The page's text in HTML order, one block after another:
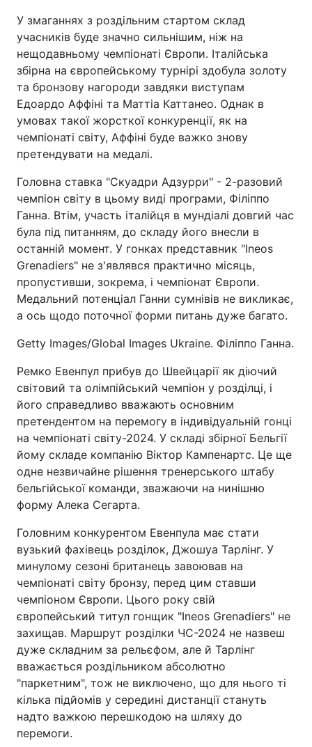
У змаганнях з роздільним стартом склад
учасників буде значно сильнішим, ніж на
нещодавньому чемпіонаті Європи. Італійська
збірна на європейському турнірі здобула золоту
та бронзову нагороди завдяки виступам
Едоардо Аффіні та Маттіа Каттанео. Однак в
умовах такої жорсткої конкуренції, як на
чемпіонаті світу, Аффіні буде важко знову
претендувати на медалі.
Головна ставка "Скуадри Адзурри" - 2-разовий
чемпіон світу в цьому виді програми, Філіппо
Ганна. Втім, участь італійця в мундіалі довгий час
була під питанням, до складу його внесли в
останній момент. У гонках представник "Ineos
Grenadiers" не з'являвся практично місяць,
пропустивши, зокрема, і чемпіонат Європи.
Медальний потенціал Ганни сумнівів не викликає,
а ось щодо поточної форми питань дуже багато.
Getty Images/Global Images Ukraine. Філіппо Ганна.
Ремко Евенпул прибув до Швейцарії як діючий
світовий та олімпійський чемпіон у розділці, і
його справедливо вважають основним
претендентом на перемогу в індивідуальній гонці
на чемпіонаті світу-2024. У складі збірної Бельгії
йому складе компанію Віктор Кампенартс. Це ще
одне незвичайне рішення тренерського штабу
бельгійської команди, зважаючи на нинішню
форму Алека Сегарта.
Головним конкурентом Евенпула має стати
вузький фахівець розділок, Джошуа Тарлінг. У
минулому сезоні британець завоював на
чемпіонаті світу бронзу, перед цим ставши
чемпіоном Європи. Цього року свій
європейський титул гонщик "Ineos Grenadiers" не
захищав. Маршрут розділки ЧС-2024 не назвеш
дуже складним за рельєфом, але й Тарлінг
вважається роздільником абсолютно
"паркетним", тож не виключено, що для нього ті
кілька підйомів у середині дистанції стануть
надто важкою перешкодою на шляху до
перемоги.